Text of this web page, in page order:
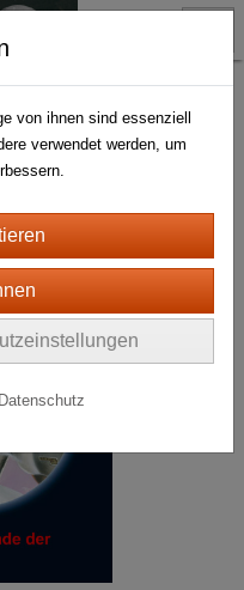
von ihnen sind essenziell
verwendet werden, um
Datenschutz